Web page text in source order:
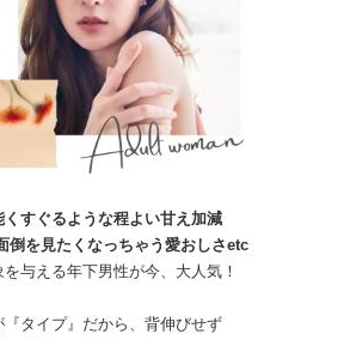
くすぐるような程よい甘え加減
倒を見たくなっちゃう愛おしさetc
与える年下男性が今、大人気！
『タイプ』だから、背伸びせず